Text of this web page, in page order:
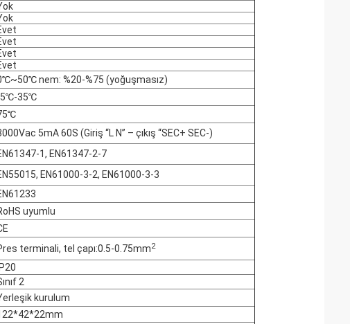
nem: %20-%75 (yoğuşmasız)
35℃
5mA 60S (Giriş “L N” – çıkış “SEC+ SEC-)
1, EN61347-2-7
EN61000-3-2, EN61000-3-3
uyumlu
terminali, tel çapı:0.5-0.75mm2
IP20
2
kurulum